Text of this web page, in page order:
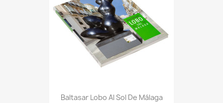
Baltasar Lobo Al Sol De Málaga